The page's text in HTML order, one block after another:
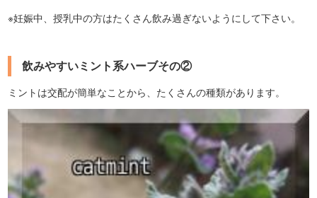
※妊娠中、授乳中の方はたくさん飲み過ぎないようにして下さい。
飲みやすいミント系ハーブその②
ミントは交配が簡単なことから、たくさんの種類があります。